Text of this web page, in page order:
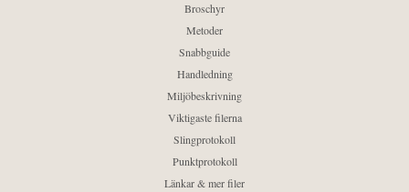
Broschyr
Metoder
Snabbguide
Handledning
Miljöbeskrivning
Viktigaste filerna
Slingprotokoll
Punktprotokoll
Länkar & mer filer